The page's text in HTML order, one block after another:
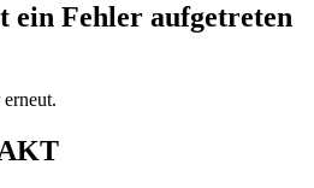
ein Fehler aufgetreten